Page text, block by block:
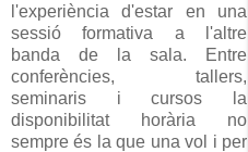
l'experiència d'estar en una
sessió formativa a l'altre
banda de la sala. Entre
conferències, tallers,
seminaris i cursos la
disponibilitat horària no
sempre és la que una vol i per